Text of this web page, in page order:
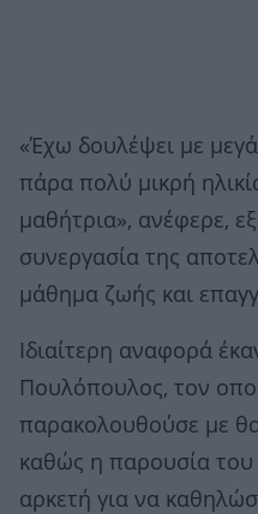
«Έχω δουλέψει με
πάρα πολύ μικρή
μαθήτρια», ανέφερε,
συνεργασία της
μάθημα ζωής και
Ιδιαίτερη αναφορά
Πουλόπουλος, τον
παρακολουθούσε με
καθώς η παρουσία
αρκετή για να